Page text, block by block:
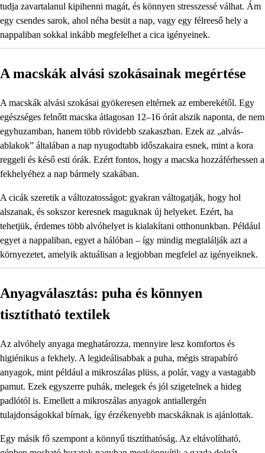
tudja zavartalanul kipihenni magát, és könnyen stresszessé válhat. Ám
egy csendes sarok, ahol néha besüt a nap, vagy egy félreeső hely a
nappaliban sokkal inkább megfelelhet a cica igényeinek.
A macskák alvási szokásainak megértése
A macskák alvási szokásai gyökeresen eltérnek az emberekétől. Egy
egészséges felnőtt macska átlagosan 12–16 órát alszik naponta, de nem
egyhuzamban, hanem több rövidebb szakaszban. Ezek az „alvás-
ablakok” általában a nap nyugodtabb időszakaira esnek, mint a kora
reggeli és késő esti órák. Ezért fontos, hogy a macska hozzáférhessen a
fekhelyéhez a nap bármely szakában.
A cicák szeretik a változatosságot: gyakran váltogatják, hogy hol
alszanak, és sokszor keresnek maguknak új helyeket. Ezért, ha
tehetjük, érdemes több alvóhelyet is kialakítani otthonunkban. Például
egyet a nappaliban, egyet a hálóban – így mindig megtalálják azt a
környezetet, amelyik aktuálisan a legjobban megfelel az igényeiknek.
Anyagválasztás: puha és könnyen
tisztítható textilek
Az alvóhely anyaga meghatározza, mennyire lesz komfortos és
higiénikus a fekhely. A legideálisabbak a puha, mégis strapabíró
anyagok, mint például a mikroszálas plüss, a polár, vagy a vastagabb
pamut. Ezek egyszerre puhák, melegek és jól szigetelnek a hideg
padlótól is. Emellett a mikroszálas anyagok antiallergén
tulajdonságokkal bírnak, így érzékenyebb macskáknak is ajánlottak.
Egy másik fő szempont a könnyű tisztíthatóság. Az eltávolítható,